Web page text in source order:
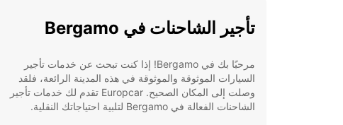
تأجير الشاحنات في Bergamo
مرحبًا بك في Bergamo! إذا كنت تبحث عن خدمات تأجير
السيارات الموثوقة والموثوقة في هذه المدينة الرائعة، فلقد
وصلت إلى المكان الصحيح. Europcar تقدم لك خدمات تأجير
الشاحنات الفعالة في Bergamo لتلبية احتياجاتك النقلية.